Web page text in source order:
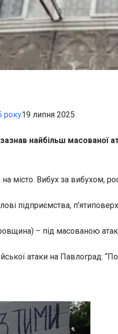
року19 липня 2025
зазнав найбільш масованої
місто. Вибух за вибухом,
підприємства,
– під масованою
атаки на Павлоград: